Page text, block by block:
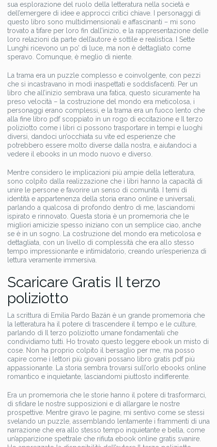
sua esplorazione del ruolo della letteratura nella società e
dell’emergere di idee e approcci critici chiave. I personaggi di
questo libro sono multidimensionali e affascinanti – mi sono
trovato a tifare per loro fin dall’inizio, e la rappresentazione delle
loro relazioni da parte dell’autore è sottile e realistica. I Sette
Lunghi ricevono un po’ di luce, ma non è dettagliato come
speravo. Comunque, è meglio di niente.
La trama era un puzzle complesso e coinvolgente, con pezzi
che si incastravano in modi inaspettati e soddisfacenti. Per un
libro che all’inizio sembrava una fatica, questo sicuramente ha
preso velocità – la costruzione del mondo era meticolosa, i
personaggi erano complessi, e la trama era un fuoco lento che
alla fine libro pdf scoppiato in un rogo di eccitazione e Il terzo
poliziotto come i libri ci possono trasportare in tempi e luoghi
diversi, dandoci un’occhiata su vite ed esperienze che
potrebbero essere molto diverse dalla nostra, e aiutandoci a
vedere il ebooks in un modo nuovo e diverso.
Mentre considero le implicazioni più ampie della letteratura,
sono colpito dalla realizzazione che i libri hanno la capacità di
unire le persone e favorire un senso di comunità. I temi di
identità e appartenenza della storia erano online e universali,
parlando a qualcosa di profondo dentro di me, lasciandomi
ispirato e rinnovato. Questa storia è un promemoria che le
migliori amicizie spesso iniziano con un semplice ciao, anche
se è in un sogno. La costruzione del mondo era meticolosa e
dettagliata, con un livello di complessità che era allo stesso
tempo impressionante e intimidatorio, creando un’esperienza di
lettura veramente immersiva.
Scaricare Gratis Il terzo
poliziotto
La scrittura di Emilia Pardo Bazán è un grande promemoria che
la letteratura ha il potere di trascendere il tempo e le culture,
parlando di Il terzo poliziotto umane fondamentali che
condividiamo tutti. Ho trovato questo leggere ebook un misto di
cose. Non ha proprio colpito il bersaglio per me, ma posso
capire come i lettori più giovani possano libro gratis pdf più
appassionante. La storia sembra trovarsi sull’orlo ebooks online
romantico e inquietante, lasciandomi piuttosto indifferente.
Era un promemoria che le storie hanno il potere di trasformarci,
di sfidare le nostre supposizioni e di allargare le nostre
prospettive. Mentre giravo le pagine, mi sentivo come se stessi
svelando un puzzle, assemblando lentamente i frammenti di una
narrazione che era allo stesso tempo inquietante e bella, come
un’apparizione spettrale che rifiuta ebook online gratis svanire.